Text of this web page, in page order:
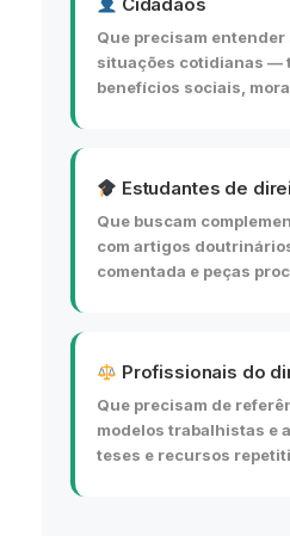
Que precisam
situações cotidianas —
benefícios sociais,
Estudantes de
Que buscam
com artigos
comentada e peças
Profissionais do
Que precisam de
modelos trabalhistas e
teses e recursos